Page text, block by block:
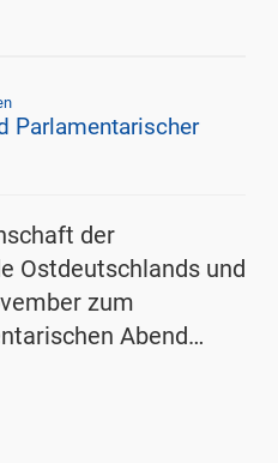
Parlamentarischer
der
Ostdeutschlands und
zum
Abend…